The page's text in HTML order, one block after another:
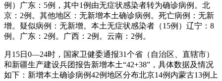
例）广东：5例，其中1例由无症状感染者转为确诊病例。北
京：2例。其他地区：无新增本土确诊病例。死亡病例：无新
增。疑似病例：无新增。本土无症状感染者（15例）辽宁：8
例。广东：2例。广西：2例。云南：2例。
月15日0—24时，国家卫健委通报31个省（自治区、直辖市）
和新疆生产建设兵团报告新增本土“42+38”，具体数据及情况
如下：新增本土确诊病例42例地区分布北京14例内蒙古13例上